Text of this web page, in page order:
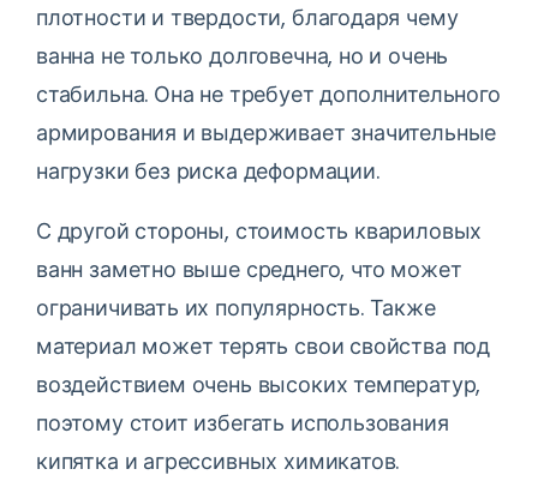
плотности и твердости, благодаря чему
ванна не только долговечна, но и очень
стабильна. Она не требует дополнительного
армирования и выдерживает значительные
нагрузки без риска деформации.
С другой стороны, стоимость квариловых
ванн заметно выше среднего, что может
ограничивать их популярность. Также
материал может терять свои свойства под
воздействием очень высоких температур,
поэтому стоит избегать использования
кипятка и агрессивных химикатов.